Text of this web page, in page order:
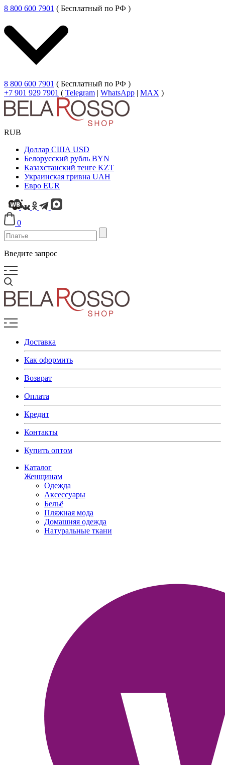
8 800 600 7901 ( Бесплатный по РФ )
8 800 600 7901 ( Бесплатный по РФ )
+7 901 929 7901 ( Telegram | WhatsApp | MAX )
RUB
Доллар США USD
Белорусский рубль BYN
Казахстанский тенге KZT
Украинская гривна UAH
Евро EUR
0
Введите запрос
Доставка
Как оформить
Возврат
Оплата
Кредит
Контакты
Купить оптом
Каталог
Женщинам
Одежда
Аксессуары
Бельё
Пляжная мода
Домашняя одежда
Натуральные ткани